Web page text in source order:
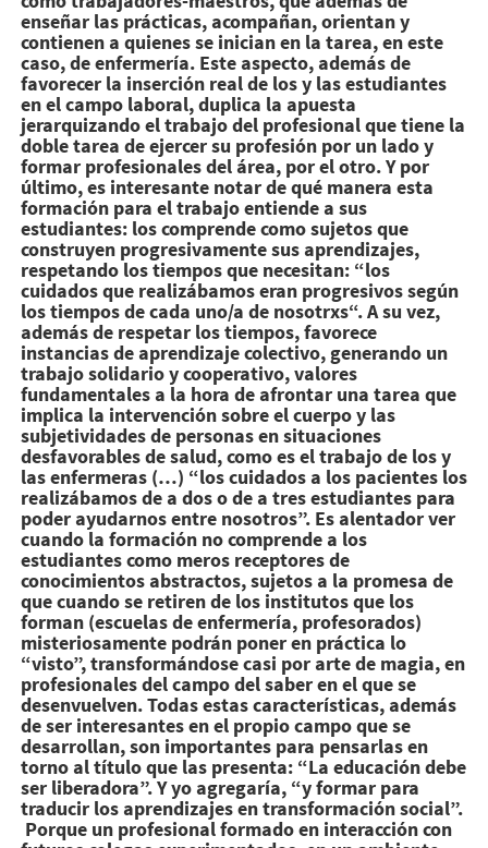
enseñar las prácticas, acompañan, orientan y
contienen a quienes se inician en la tarea, en este
caso, de enfermería. Este aspecto, además de
favorecer la inserción real de los y las estudiantes
en el campo laboral, duplica la apuesta
jerarquizando el trabajo del profesional que tiene la
doble tarea de ejercer su profesión por un lado y
formar profesionales del área, por el otro. Y por
último, es interesante notar de qué manera esta
formación para el trabajo entiende a sus
estudiantes: los comprende como sujetos que
construyen progresivamente sus aprendizajes,
respetando los tiempos que necesitan: “los
cuidados que realizábamos eran progresivos según
los tiempos de cada uno/a de nosotrxs“. A su vez,
además de respetar los tiempos, favorece
instancias de aprendizaje colectivo, generando un
trabajo solidario y cooperativo, valores
fundamentales a la hora de afrontar una tarea que
implica la intervención sobre el cuerpo y las
subjetividades de personas en situaciones
desfavorables de salud, como es el trabajo de los y
las enfermeras (…) “los cuidados a los pacientes los
realizábamos de a dos o de a tres estudiantes para
poder ayudarnos entre nosotros”. Es alentador ver
cuando la formación no comprende a los
estudiantes como meros receptores de
conocimientos abstractos, sujetos a la promesa de
que cuando se retiren de los institutos que los
forman (escuelas de enfermería, profesorados)
misteriosamente podrán poner en práctica lo
“visto”, transformándose casi por arte de magia, en
profesionales del campo del saber en el que se
desenvuelven. Todas estas características, además
de ser interesantes en el propio campo que se
desarrollan, son importantes para pensarlas en
torno al título que las presenta: “La educación debe
ser liberadora”. Y yo agregaría, “y formar para
traducir los aprendizajes en transformación social”.
Porque un profesional formado en interacción con